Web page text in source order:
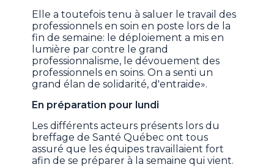
Elle a toutefois tenu à saluer le travail des
professionnels en soin en poste lors de la
fin de semaine: le déploiement a mis en
lumière par contre le grand
professionnalisme, le dévouement des
professionnels en soins. On a senti un
grand élan de solidarité, d'entraide».
En préparation pour lundi
Les différents acteurs présents lors du
breffage de Santé Québec ont tous
assuré que les équipes travaillaient fort
afin de se préparer à la semaine qui vient.